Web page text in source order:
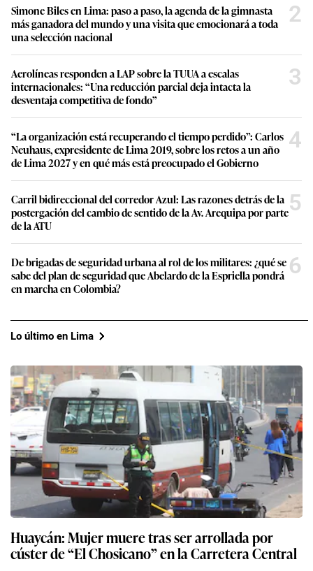
Simone Biles en Lima: paso a paso, la agenda de la gimnasta
más ganadora del mundo y una visita que emocionará a toda
una selección nacional
2
Aerolíneas responden a LAP sobre la TUUA a escalas
internacionales: “Una reducción parcial deja intacta la
desventaja competitiva de fondo”
3
“La organización está recuperando el tiempo perdido”: Carlos
Neuhaus, expresidente de Lima 2019, sobre los retos a un año
de Lima 2027 y en qué más está preocupado el Gobierno
4
Carril bidireccional del corredor Azul: Las razones detrás de la
postergación del cambio de sentido de la Av. Arequipa por parte
de la ATU
5
De brigadas de seguridad urbana al rol de los militares: ¿qué se
sabe del plan de seguridad que Abelardo de la Espriella pondrá
en marcha en Colombia?
6
Lo último en Lima
Huaycán: Mujer muere tras ser arrollada por
cúster de “El Chosicano” en la Carretera Central